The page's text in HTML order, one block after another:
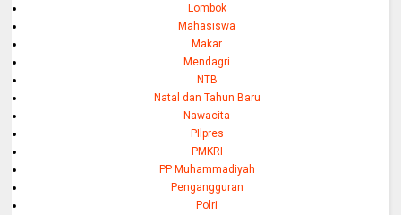
Lombok
Mahasiswa
Makar
Mendagri
NTB
Natal dan Tahun Baru
Nawacita
PIlpres
PMKRI
PP Muhammadiyah
Pengangguran
Polri